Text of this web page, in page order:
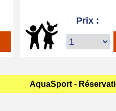
Prix :
AquaSport -